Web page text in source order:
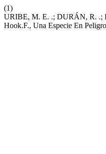
(1)
URIBE, M. E. .; DURÁN, R. .;
Hook.F., Una Especie En